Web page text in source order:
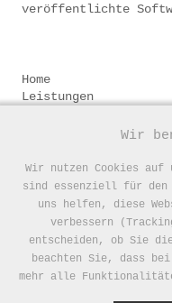
veröffentlichte
Home
Leistungen
AGB
Kontakt & Impressum
Datenschutz
Wir
Wir nutzen Cookies auf
sind essenziell für den
uns helfen, diese
verbessern
entscheiden, ob Sie
beachten Sie, dass
mehr alle